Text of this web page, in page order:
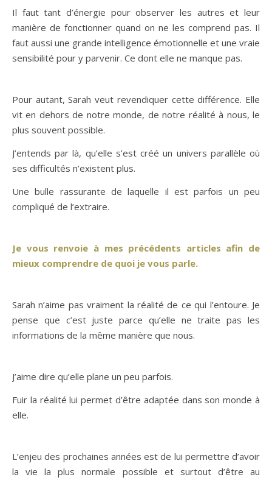
Il faut tant d’énergie pour observer les autres et leur
manière de fonctionner quand on ne les comprend pas. Il
faut aussi une grande intelligence émotionnelle et une vraie
sensibilité pour y parvenir. Ce dont elle ne manque pas.
Pour autant, Sarah veut revendiquer cette différence. Elle
vit en dehors de notre monde, de notre réalité à nous, le
plus souvent possible.
J’entends par là, qu’elle s’est créé un univers parallèle où
ses difficultés n’existent plus.
Une bulle rassurante de laquelle il est parfois un peu
compliqué de l’extraire.
Je vous renvoie à mes précédents articles afin de
mieux comprendre de quoi je vous parle.
Sarah n’aime pas vraiment la réalité de ce qui l’entoure. Je
pense que c’est juste parce qu’elle ne traite pas les
informations de la même manière que nous.
J’aime dire qu’elle plane un peu parfois.
Fuir la réalité lui permet d’être adaptée dans son monde à
elle.
L’enjeu des prochaines années est de lui permettre d’avoir
la vie la plus normale possible et surtout d’être au